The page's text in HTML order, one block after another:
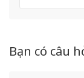
Bạn có câu